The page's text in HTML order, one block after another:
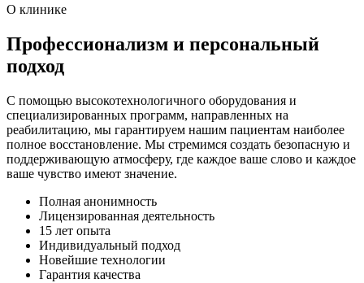
О клинике
Профессионализм и персональный
подход
С помощью высокотехнологичного оборудования и
специализированных программ, направленных на
реабилитацию, мы гарантируем нашим пациентам наиболее
полное восстановление. Мы стремимся создать безопасную и
поддерживающую атмосферу, где каждое ваше слово и каждое
ваше чувство имеют значение.
Полная анонимность
Лицензированная деятельность
15 лет опыта
Индивидуальный подход
Новейшие технологии
Гарантия качества